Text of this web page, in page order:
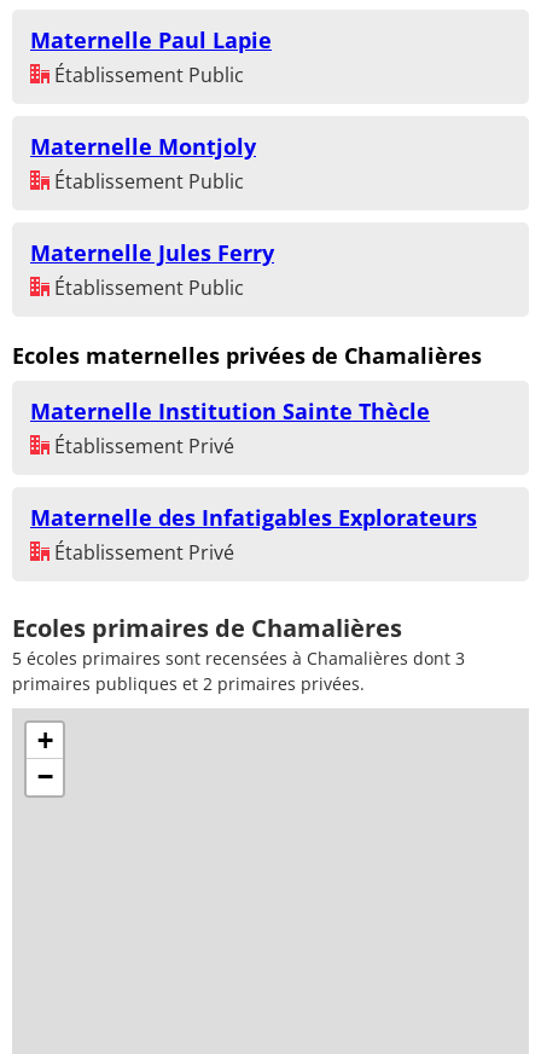
Maternelle Paul Lapie
Établissement Public
Maternelle Montjoly
Établissement Public
Maternelle Jules Ferry
Établissement Public
Ecoles maternelles privées de Chamalières
Maternelle Institution Sainte Thècle
Établissement Privé
Maternelle des Infatigables Explorateurs
Établissement Privé
Ecoles primaires de Chamalières
5 écoles primaires sont recensées à Chamalières dont 3
primaires publiques et 2 primaires privées.
+
−